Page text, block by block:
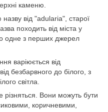
каменю.
від "adularia", старої
походить від міста у
одне з перших джерел
варіюється від
безбарвного до білого, з
світла.
Вони можуть бути
коричневими,